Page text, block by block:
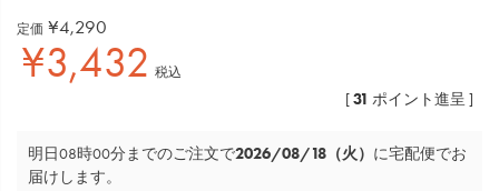
定価 ¥4,290
¥3,432 税込
[31 ポイント進呈 ]
明日08時00分までのご注文で2026/08/18（火） に宅配便でお
届けします。